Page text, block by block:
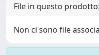
File in questo prodotto:
Non ci sono file